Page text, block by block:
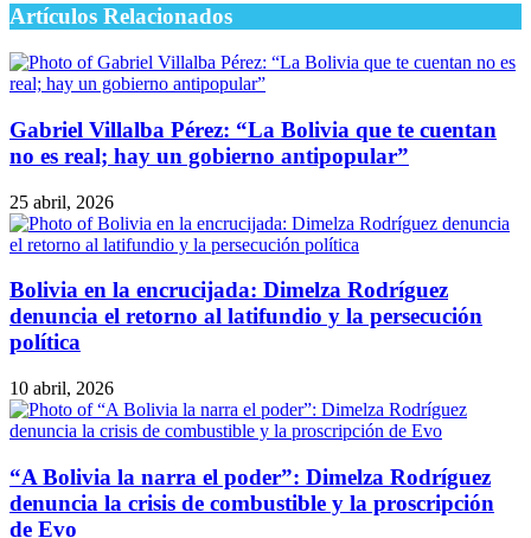
Artículos Relacionados
Gabriel Villalba Pérez: “La Bolivia que te cuentan
no es real; hay un gobierno antipopular”
25 abril, 2026
Bolivia en la encrucijada: Dimelza Rodríguez
denuncia el retorno al latifundio y la persecución
política
10 abril, 2026
“A Bolivia la narra el poder”: Dimelza Rodríguez
denuncia la crisis de combustible y la proscripción
de Evo